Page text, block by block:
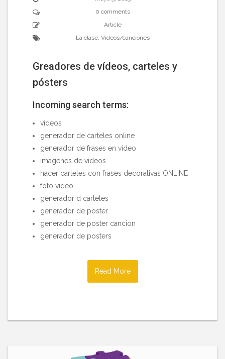
0 comments
Article
La clase, Videos/canciones
Greadores de vídeos, carteles y
pósters
Incoming search terms:
vídeos
generador de carteles online
generador de frases en video
imagenes de videos
hacer carteles con frases decorativas ONLINE
foto video
generador d carteles
generador de poster
generador de poster cancion
generador de posters
Read More